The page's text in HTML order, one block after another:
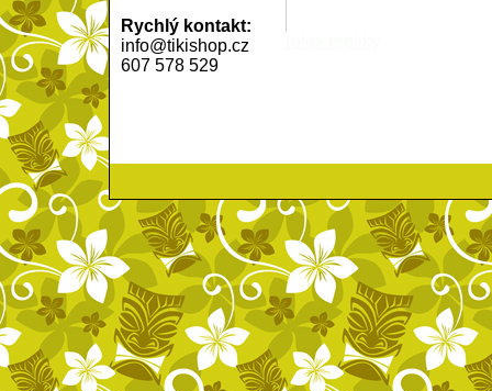
Rychlý kontakt:
info@tikishop.cz
607 578 529